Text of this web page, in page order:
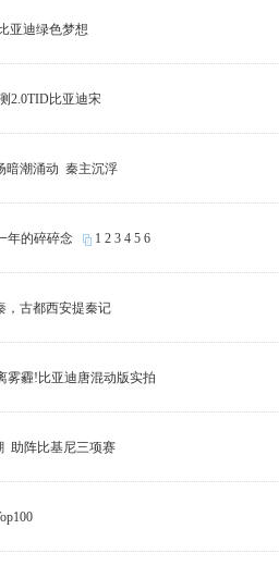
亚迪绿色梦想
2.0TID比亚迪宋
暗潮涌动 秦主沉浮
年的碎碎念 1 2 3 4 5 6
，古都西安提秦记
雾霾!比亚迪唐混动版实拍
助阵比基尼三项赛